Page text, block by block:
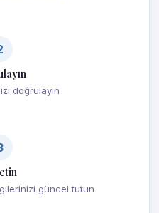
doğrulayın
güncel tutun